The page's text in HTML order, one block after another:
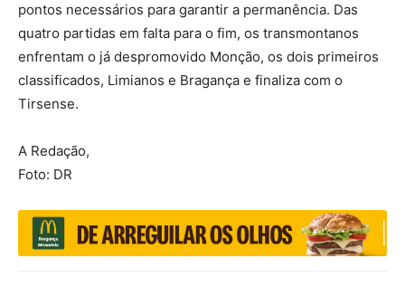
pontos necessários para garantir a permanência. Das
quatro partidas em falta para o fim, os transmontanos
enfrentam o já despromovido Monção, os dois primeiros
classificados, Limianos e Bragança e finaliza com o
Tirsense.
A Redação,
Foto: DR